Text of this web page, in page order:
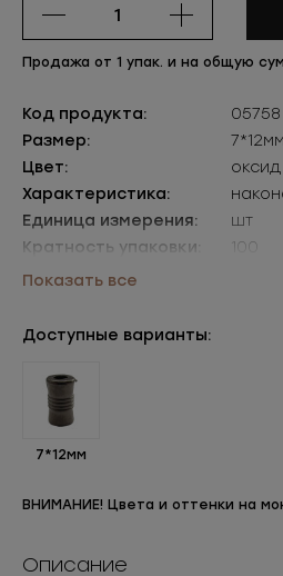
Продажа от 1 упак. и на общую
Код продукта:
05758
Размер:
7*12мм
Цвет:
оксид
Характеристика:
Единица измерения:
шт
Кратность упаковки:
100
Упаковки:
Показать все
Доступные варианты:
7*12мм
ВНИМАНИЕ! Цвета и оттенки на
Описание